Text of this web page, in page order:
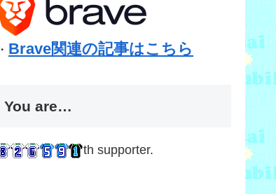
・ Brave関連の記事はこちら
You are…
th supporter.